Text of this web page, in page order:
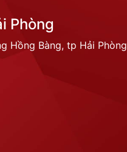
Phòng
Hồng Bàng, tp Hải Phòng